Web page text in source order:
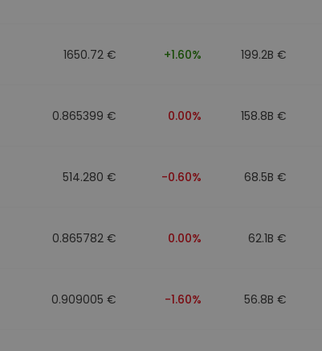
1650.72 € +1.60% 199.2B €
0.865399 € 0.00% 158.8B €
514.280 € -0.60% 68.5B €
0.865782 € 0.00% 62.1B €
0.909005 € -1.60% 56.8B €